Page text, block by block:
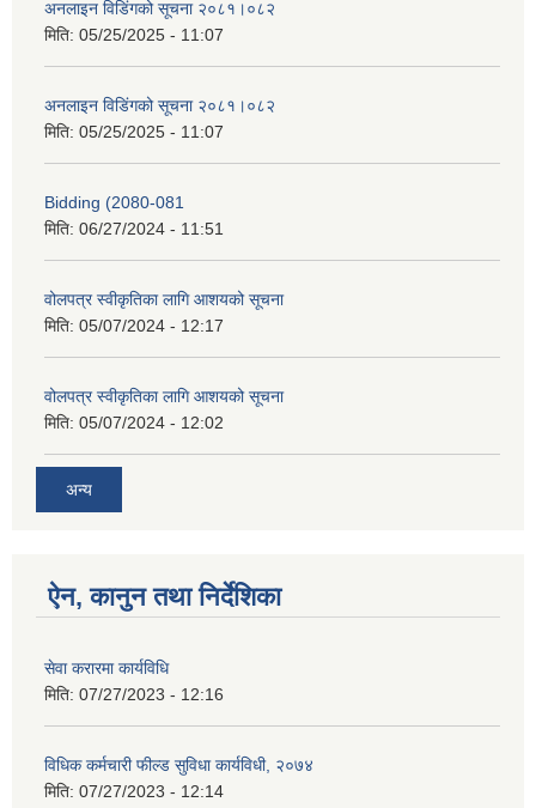
अनलाइन विडि‌ं‍गको सूचना २०८१।०८२
मिति: 05/25/2025 - 11:07
अनलाइन विडि‌ं‍गको सूचना २०८१।०८२
मिति: 05/25/2025 - 11:07
Bidding (2080-081
मिति: 06/27/2024 - 11:51
वोलपत्र स्वीकृतिका लागि आशयको सूचना
मिति: 05/07/2024 - 12:17
वोलपत्र स्वीकृतिका लागि आशयको सूचना
मिति: 05/07/2024 - 12:02
अन्य
ऐन, कानुन तथा निर्देशिका
सेवा करारमा कार्यविधि
मिति: 07/27/2023 - 12:16
विधिक कर्मचारी फील्ड सुविधा कार्यविधी, २०७४
मिति: 07/27/2023 - 12:14